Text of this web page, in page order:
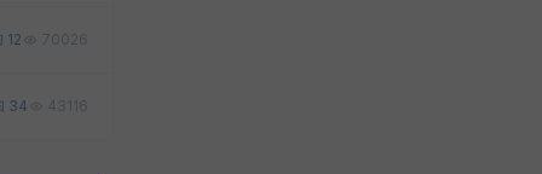
12 70026
34 43116